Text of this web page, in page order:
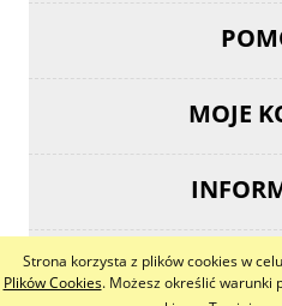
Strona korzysta z plików cookies w
Plików Cookies. Możesz określić warunki
MOJE
pokaż pełną